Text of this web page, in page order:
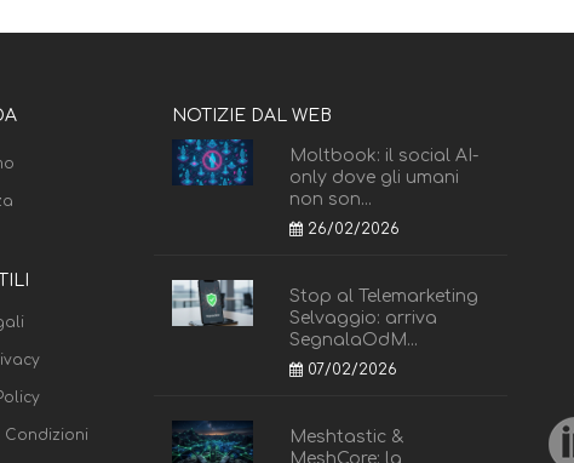
Condizioni
NOTIZIE DAL WEB
Moltbook: il social AI-
only dove gli umani
non son...
26/02/2026
Stop al Telemarketing
Selvaggio: arriva
SegnalaOdM...
07/02/2026
Meshtastic &
MeshCore: la